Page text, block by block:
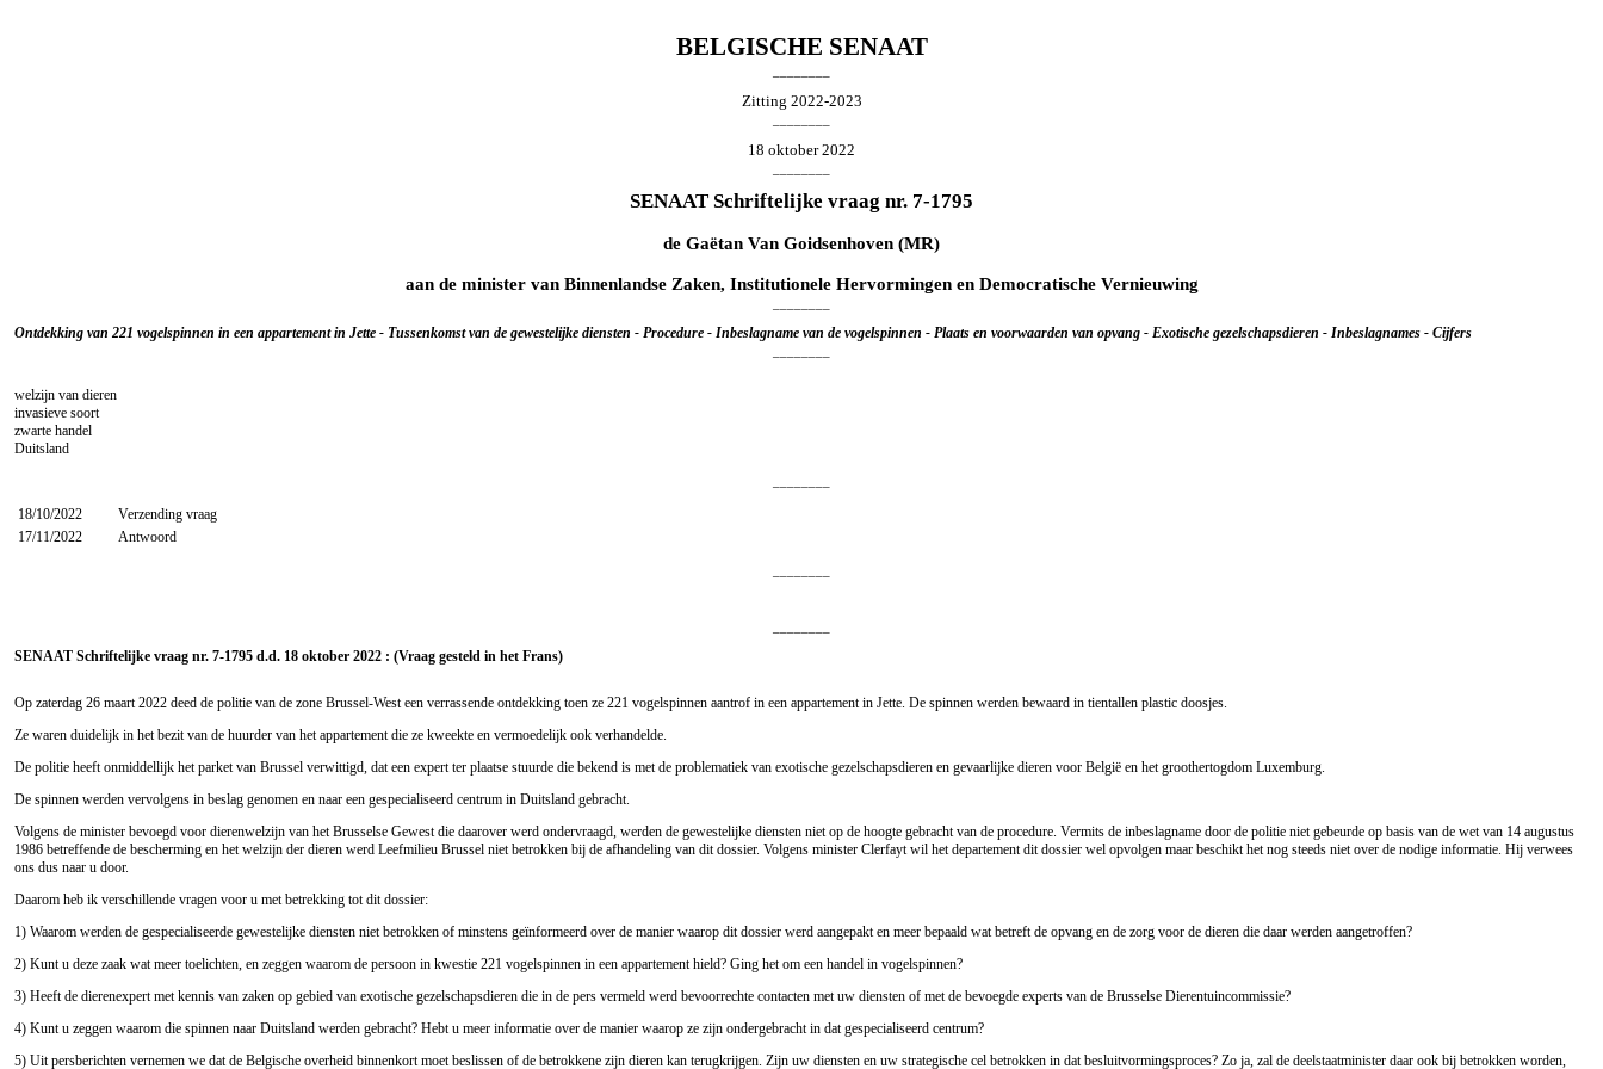
BELGISCHE SENAAT
Zitting 2022-2023
18 oktober 2022
SENAAT Schriftelijke vraag nr. 7-1795
de Gaëtan Van Goidsenhoven (MR)
aan de minister van Binnenlandse Zaken, Institutionele Hervormingen en Democratische Vernieuwing
Ontdekking van 221 vogelspinnen in een appartement in Jette - Tussenkomst van de gewestelijke diensten - Procedure - Inbeslagname van de vogelspinnen - Plaats en voorwaarden van opvang - Exotische gezelschapsdieren - Inbeslagnames - Cijfers
welzijn van dieren
invasieve soort
zwarte handel
Duitsland
18/10/2022
Verzending vraag
17/11/2022
Antwoord
SENAAT Schriftelijke vraag nr. 7-1795 d.d. 18 oktober 2022 : (Vraag gesteld in het Frans)
Op zaterdag 26 maart 2022 deed de politie van de zone Brussel-West een verrassende ontdekking toen ze 221 vogelspinnen aantrof in een appartement in Jette. De spinnen werden bewaard in tientallen plastic doosjes.
Ze waren duidelijk in het bezit van de huurder van het appartement die ze kweekte en vermoedelijk ook verhandelde.
De politie heeft onmiddellijk het parket van Brussel verwittigd, dat een expert ter plaatse stuurde die bekend is met de problematiek van exotische gezelschapsdieren en gevaarlijke dieren voor België en het groothertogdom Luxemburg.
De spinnen werden vervolgens in beslag genomen en naar een gespecialiseerd centrum in Duitsland gebracht.
Volgens de minister bevoegd voor dierenwelzijn van het Brusselse Gewest die daarover werd ondervraagd, werden de gewestelijke diensten niet op de hoogte gebracht van de procedure. Vermits de inbeslagname door de politie niet gebeurde op basis van de wet van 14 augustus
1986 betreffende de bescherming en het welzijn der dieren werd Leefmilieu Brussel niet betrokken bij de afhandeling van dit dossier. Volgens minister Clerfayt wil het departement dit dossier wel opvolgen maar beschikt het nog steeds niet over de nodige informatie. Hij verwees
ons dus naar u door.
Daarom heb ik verschillende vragen voor u met betrekking tot dit dossier:
1) Waarom werden de gespecialiseerde gewestelijke diensten niet betrokken of minstens geïnformeerd over de manier waarop dit dossier werd aangepakt en meer bepaald wat betreft de opvang en de zorg voor de dieren die daar werden aangetroffen?
2) Kunt u deze zaak wat meer toelichten, en zeggen waarom de persoon in kwestie 221 vogelspinnen in een appartement hield? Ging het om een handel in vogelspinnen?
3) Heeft de dierenexpert met kennis van zaken op gebied van exotische gezelschapsdieren die in de pers vermeld werd bevoorrechte contacten met uw diensten of met de bevoegde experts van de Brusselse Dierentuincommissie?
4) Kunt u zeggen waarom die spinnen naar Duitsland werden gebracht? Hebt u meer informatie over de manier waarop ze zijn ondergebracht in dat gespecialiseerd centrum?
5) Uit persberichten vernemen we dat de Belgische overheid binnenkort moet beslissen of de betrokkene zijn dieren kan terugkrijgen. Zijn uw diensten en uw strategische cel betrokken in dat besluitvormingsproces? Zo ja, zal de deelstaatminister daar ook bij betrokken worden,